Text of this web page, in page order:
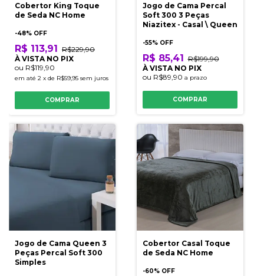
Cobertor King Toque
de Seda NC Home
-48% OFF
R$ 113,91 R$229,90
À VISTA NO PIX
ou R$119,90
em até 2 x de R$59,95 sem juros
COMPRAR
Jogo de Cama Percal
Soft 300 3 Peças
Niazitex - Casal \ Queen
-55% OFF
R$ 85,41 R$199,90
À VISTA NO PIX
ou R$89,90 a prazo
COMPRAR
Jogo de Cama Queen 3
Peças Percal Soft 300
Simples
Cobertor Casal Toque
de Seda NC Home
-60% OFF